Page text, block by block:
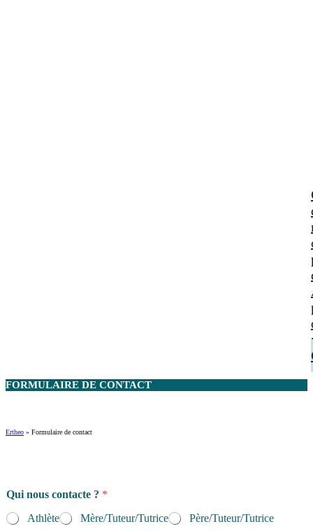
FORMULAIRE DE CONTACT
Ertheo » Formulaire de contact
Qui nous contacte ? *
Athlète
Mère/Tuteur/Tutrice Père/Tuteur/Tutrice